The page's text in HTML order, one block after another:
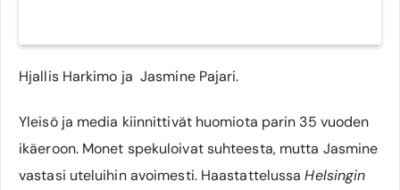
Hjallis Harkimo ja Jasmine Pajari.
Yleisö ja media kiinnittivät huomiota parin 35 vuoden
ikäeroon. Monet spekuloivat suhteesta, mutta Jasmine
vastasi uteluihin avoimesti. HaastattelussaHelsingin